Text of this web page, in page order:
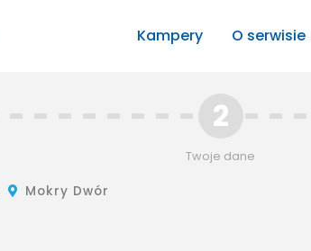
Kampery O serwisie
2
Twoje dane
Mokry Dwór